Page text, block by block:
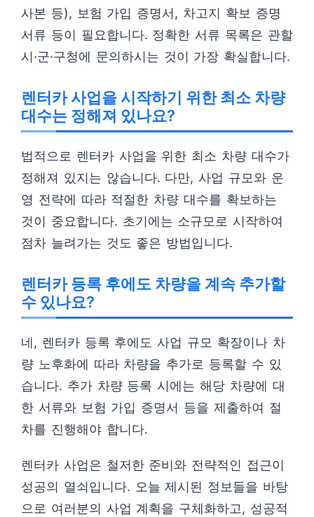
사본 등), 보험 가입 증명서, 차고지 확보 증명
서류 등이 필요합니다. 정확한 서류 목록은 관할
시·군·구청에 문의하시는 것이 가장 확실합니다.
렌터카 사업을 시작하기 위한 최소 차량
대수는 정해져 있나요?
법적으로 렌터카 사업을 위한 최소 차량 대수가
정해져 있지는 않습니다. 다만, 사업 규모와 운
영 전략에 따라 적절한 차량 대수를 확보하는
것이 중요합니다. 초기에는 소규모로 시작하여
점차 늘려가는 것도 좋은 방법입니다.
렌터카 등록 후에도 차량을 계속 추가할
수 있나요?
네, 렌터카 등록 후에도 사업 규모 확장이나 차
량 노후화에 따라 차량을 추가로 등록할 수 있
습니다. 추가 차량 등록 시에는 해당 차량에 대
한 서류와 보험 가입 증명서 등을 제출하여 절
차를 진행해야 합니다.
렌터카 사업은 철저한 준비와 전략적인 접근이
성공의 열쇠입니다. 오늘 제시된 정보들을 바탕
으로 여러분의 사업 계획을 구체화하고, 성공적